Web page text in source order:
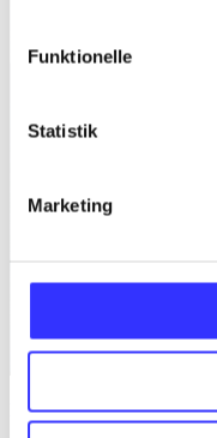
Funktionelle
Statistik
Marketing
FIFA 13